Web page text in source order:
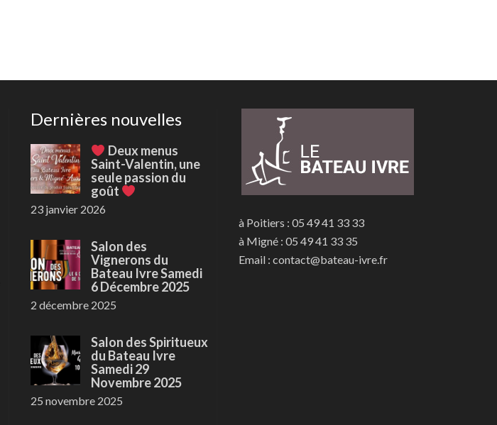
Dernières nouvelles
Deux menus
Saint-Valentin, une
seule passion du
goût
23 janvier 2026
Salon des
Vignerons du
Bateau Ivre Samedi
6 Décembre 2025
2 décembre 2025
Salon des Spiritueux
du Bateau Ivre
Samedi 29
Novembre 2025
25 novembre 2025
à Poitiers : 05 49 41 33 33
à Migné : 05 49 41 33 35
Email : contact@bateau-ivre.fr